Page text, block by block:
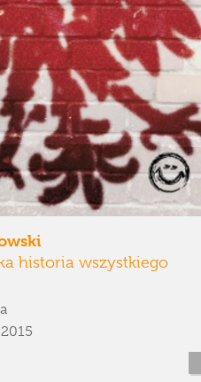
historia wszystkiego